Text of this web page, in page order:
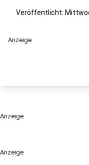
Anzeige
Veröffentlicht:
Anzeige
Anzeige